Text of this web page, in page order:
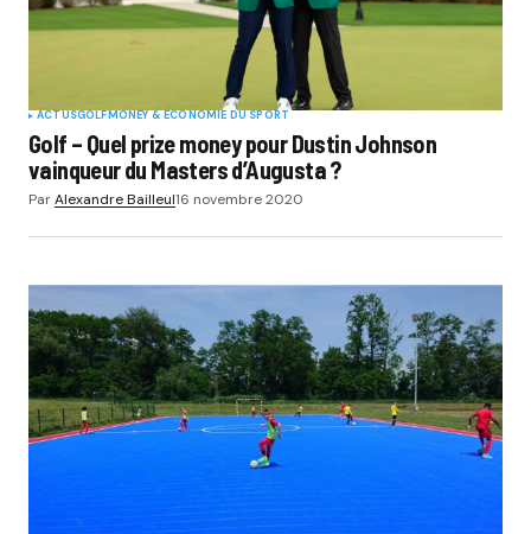
ACTUSGOLFMONEY & ÉCONOMIE DU SPORT
Golf – Quel prize money pour Dustin Johnson
vainqueur du Masters d’Augusta ?
ParAlexandre Bailleul16 novembre 2020